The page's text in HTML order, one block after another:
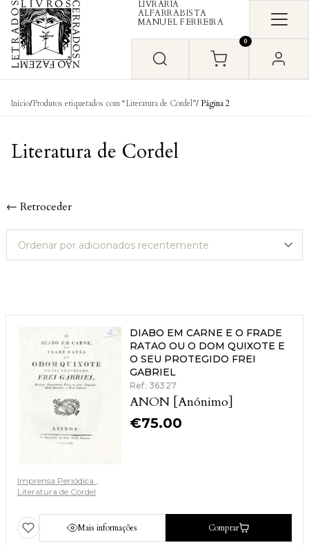
Skip to content
LIVRARIA
ALFARRABISTA
MANUEL FERREIRA
0
Início/Produtos etiquetados com “Literatura de Cordel”/ Página 2
Literatura de Cordel
← Retroceder
DIABO EM CARNE E O FRADE
RATAO OU O DOM QUIXOTE E
O SEU PROTEGIDO FREI
GABRIEL
Ref: 36327
ANON [Anónimo]
€75.00
Imprensa Periódica
Literatura de Cordel
Mais informações Comprar